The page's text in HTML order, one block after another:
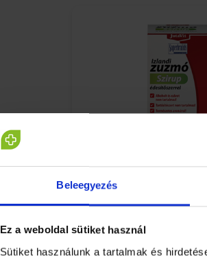
Beleegyezés
Ez a weboldal sütiket használ
Sütiket használunk a tartalmak és
Jutavit Izlandi zuzmó
édesítőszerrel 150ml